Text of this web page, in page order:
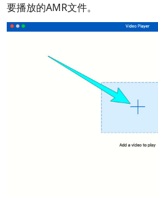
要播放的AMR文件。